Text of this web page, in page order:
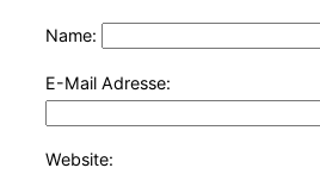
Name:
E-Mail Adresse:
Website: